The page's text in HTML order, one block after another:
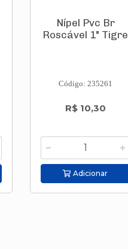
Nípel Pvc Br
Roscável 1" Tigre
Código: 235261
R$ 10,30
Adicionar